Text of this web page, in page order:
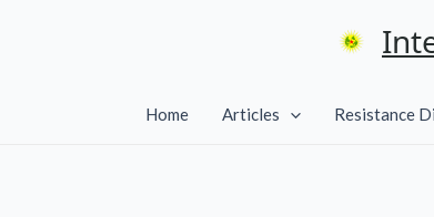
Home Articles Resistance